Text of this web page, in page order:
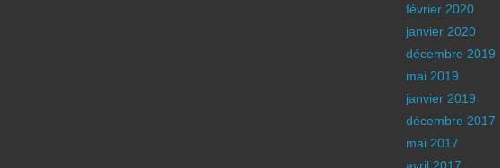
février 2020
janvier 2020
décembre 2019
mai 2019
janvier 2019
décembre 2017
mai 2017